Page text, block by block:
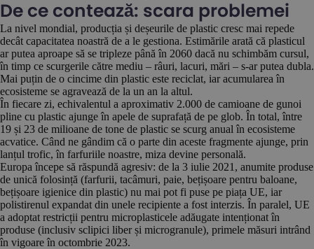
De ce contează: scara problemei
La nivel mondial, producția și deșeurile de plastic cresc mai repede
decât capacitatea noastră de a le gestiona. Estimările arată că plasticul
ar putea aproape să se tripleze până în 2060 dacă nu schimbăm cursul,
în timp ce scurgerile către mediu – râuri, lacuri, mări – s-ar putea dubla.
Mai puțin de o cincime din plastic este reciclat, iar acumularea în
ecosisteme se agravează de la un an la altul.
În fiecare zi, echivalentul a aproximativ 2.000 de camioane de gunoi
pline cu plastic ajunge în apele de suprafață de pe glob. În total, între
19 și 23 de milioane de tone de plastic se scurg anual în ecosisteme
acvatice. Când ne gândim că o parte din aceste fragmente ajunge, prin
lanțul trofic, în farfuriile noastre, miza devine personală.
Europa începe să răspundă agresiv: de la 3 iulie 2021, anumite produse
de unică folosință (farfurii, tacâmuri, paie, bețișoare pentru baloane,
bețișoare igienice din plastic) nu mai pot fi puse pe piața UE, iar
polistirenul expandat din unele recipiente a fost interzis. În paralel, UE
a adoptat restricții pentru microplasticele adăugate intenționat în
produse (inclusiv sclipici liber și microgranule), primele măsuri intrând
în vigoare în octombrie 2023.